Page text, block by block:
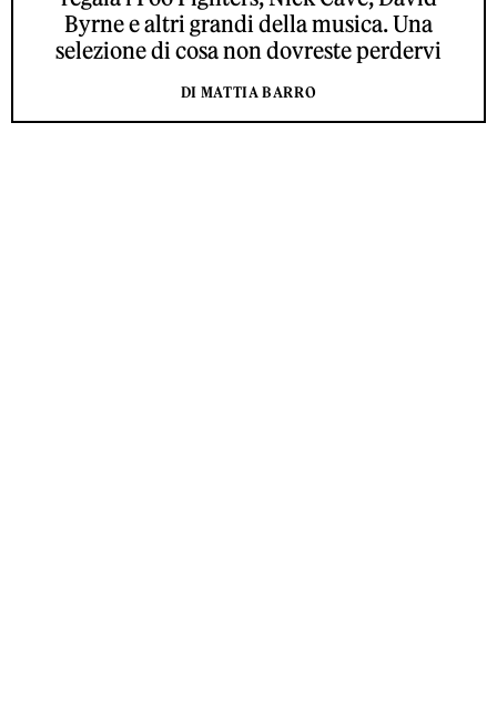
Byrne e altri grandi della musica. Una
selezione di cosa non dovreste perdervi
DI MATTIA BARRO